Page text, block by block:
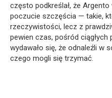
często podkreślał, że
poczucie szczęścia — takie,
rzeczywistości, lecz z
pewien czas, pośród ciągłych
wydawało się, że odnaleźli w
czego mogli się trzymać.